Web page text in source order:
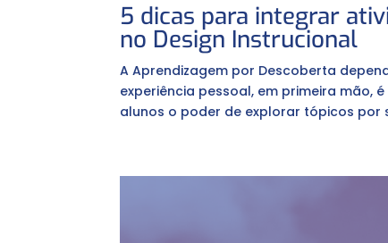
5 dicas para integrar
no Design Instrucional
A Aprendizagem por Descoberta
experiência pessoal, em primeira mão,
alunos o poder de explorar tópicos por